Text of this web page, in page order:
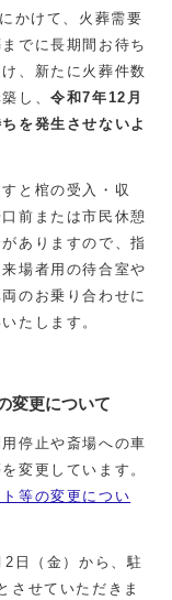
かけて、火葬需要
でに長期間お待ち
、新たに火葬件数
し、令和7年12月
を発生させないよ
と棺の受入・収
前または市民休憩
ありますので、指
場者用の待合室や
のお乗り合わせに
たします。
変更について
停止や斎場への車
変更しています。
等の変更につい
日（金）から、駐
させていただきま